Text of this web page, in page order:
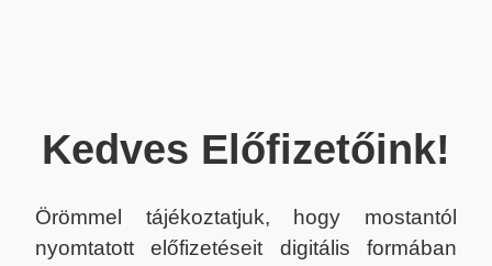
Kedves Előfizetőink!
Örömmel tájékoztatjuk, hogy mostantól
nyomtatott előfizetéseit digitális formában